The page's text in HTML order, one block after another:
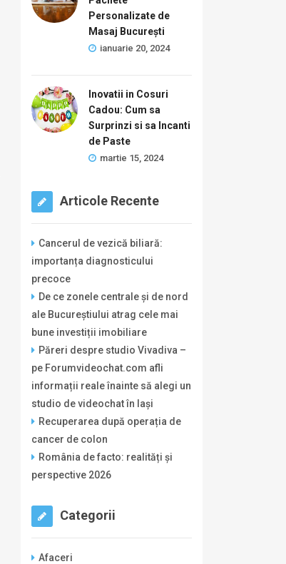
Personalizate de
Masaj București
ianuarie 20, 2024
Inovatii in Cosuri
Cadou: Cum sa
Surprinzi si sa Incanti
de Paste
martie 15, 2024
Articole Recente
Cancerul de vezică biliară:
importanța diagnosticului
precoce
De ce zonele centrale și de nord
ale Bucureștiului atrag cele mai
bune investiții imobiliare
Păreri despre studio Vivadiva –
pe Forumvideochat.com afli
informații reale înainte să alegi un
studio de videochat în Iași
Recuperarea după operația de
cancer de colon
România de facto: realități și
perspective 2026
Categorii
Afaceri